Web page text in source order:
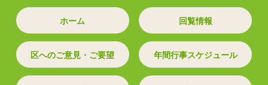
ホーム 回覧情報
区へのご意見・ご要望 年間行事スケジュール